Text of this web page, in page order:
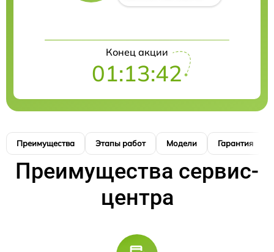
Конец акции
01:13:41
Преимущества Этапы работ Модели Гарантия
Преимущества сервис-
центра